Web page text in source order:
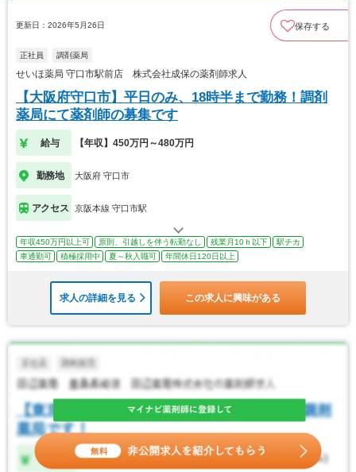
更新日：2026年5月26日 保存する
正社員 調剤薬局
せいほ薬局 守口市駅前店 株式会社成保の薬剤師求人
【大阪府守口市】平日のみ、18時半まで勤務！調剤
薬局にて薬剤師の募集です
給与 【年収】450万円～480万円
勤務地 大阪府 守口市
アクセス 京阪本線 守口市駅
年収450万円以上可 原則、引越しを伴う転勤なし 残業月10ｈ以下
駅チカ
車通勤可
積極採用中 夏～秋入職可 年間休日120日以上
求人の詳細を見る この求人に興味がある